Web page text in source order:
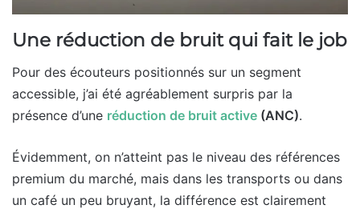
Une réduction de bruit qui fait le job
Pour des écouteurs positionnés sur un segment
accessible, j’ai été agréablement surpris par la
présence d’une réduction de bruit active (ANC).
Évidemment, on n’atteint pas le niveau des références
premium du marché, mais dans les transports ou dans
un café un peu bruyant, la différence est clairement